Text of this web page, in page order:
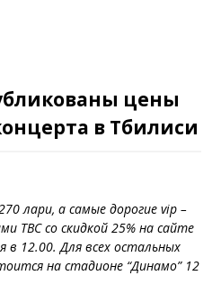
цены
в Тбилиси
лари, а самые дорогие vip –
TBC со скидкой 25% на сайте
в 12.00. Для всех остальных
на стадионе “Динамо” 12